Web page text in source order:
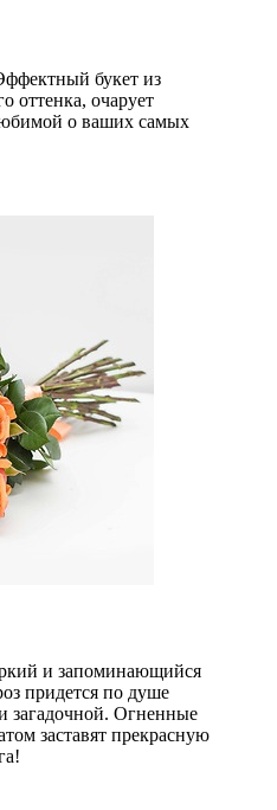
букет из
оттенка, очарует
о ваших самых
и запоминающийся
придется по душе
загадочной. Огненные
заставят прекрасную